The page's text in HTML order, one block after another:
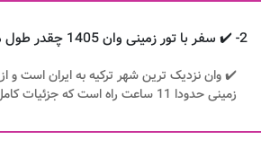
2- ✔️ سفر با تور زمینی وان 1405 چقدر طول می کشد؟
✔️ وان نزدیک ترین شهر ترکیه به ایران است و
زمینی حدودا 11 ساعت راه است که جزئیات کامل در مقاله آمده است.